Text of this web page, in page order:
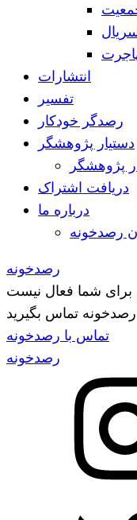
انتشارات
تفسیر
رصدگر خودکار
دستیار پژوهشگر
پژوهشگر
دریافت اشتراک
درباره ما
رصدخونه
رصدخونه
تماس با رصدخونه
رصدخونه